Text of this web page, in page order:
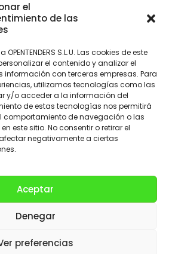
el
de las
S.L.U. Las cookies de este
el contenido y analizar el
información con terceras empresas. Para
utilizamos tecnologías como las
y/o acceder a la información del
de estas tecnologías nos permitirá
comportamiento de navegación o las
este sitio. No consentir o retirar el
negativamente a ciertas
Aceptar
Denegar
preferencias
6
–Política de Cookies –Trabaja con
nosotros
ha recibido una ayuda de 2900€ para
automovilístico dentro del Programa de
y de pila de combustible dentro del
movilidad eficiente y sostenible (Programa
Valenciana) del Ministerio para la
Valenciano de Competitividad Empresarial